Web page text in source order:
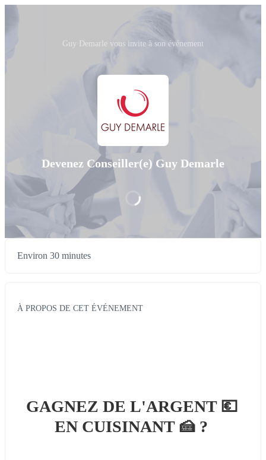
Guy Demarle vous invite à son événement
Devenez Conseiller(e) Guy Demarle
Environ 30 minutes
À PROPOS DE CET ÉVÉNEMENT
GAGNEZ DE L'ARGENT 💶
EN CUISINANT 🍰 ?